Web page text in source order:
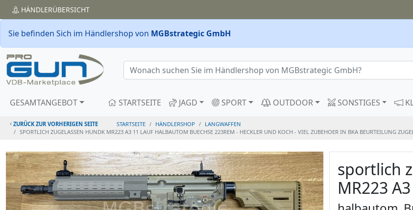
HÄNDLERÜBERSICHT
Sie befinden Sich im Händlershop von MGBstrategic GmbH
GESAMTANGEBOT STARTSEITE JAGD SPORT OUTDOOR SONSTIGES
ZURÜCK ZUR VORHERIGEN SEITE STARTSEITE HÄNDLERSHOP
LANGWAFFEN
SPORTLICH ZUGELASSEN HUNDK MR223 A3 11 LAUF HALBAUTOM BUECHSE 223REM - HECKLER UND KOCH - VIEL ZUBEHOER IN BKA BEURTEILUNG
sportlich
MR223